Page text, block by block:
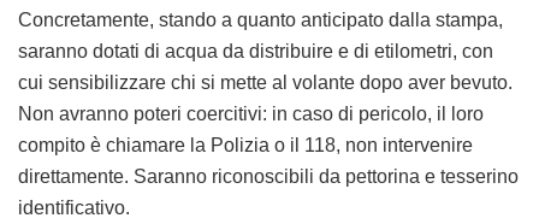
Concretamente, stando a quanto anticipato dalla stampa,
saranno dotati di acqua da distribuire e di etilometri, con
cui sensibilizzare chi si mette al volante dopo aver bevuto.
Non avranno poteri coercitivi: in caso di pericolo, il loro
compito è chiamare la Polizia o il 118, non intervenire
direttamente. Saranno riconoscibili da pettorina e tesserino
identificativo.